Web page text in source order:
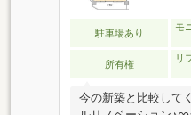
駐車場あり
モ
所有権
リ
今の新築と比較して